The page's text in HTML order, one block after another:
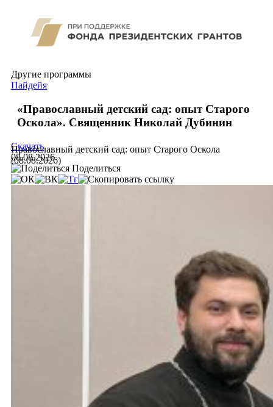
Другие программы
Пайдейя
«Православный детский сад: опыт Старого
Оскола». Священник Николай Дубинин
Православный детский сад: опыт Старого Оскола
(08.08.2026)
Скачать
08.08.2026
Поделиться